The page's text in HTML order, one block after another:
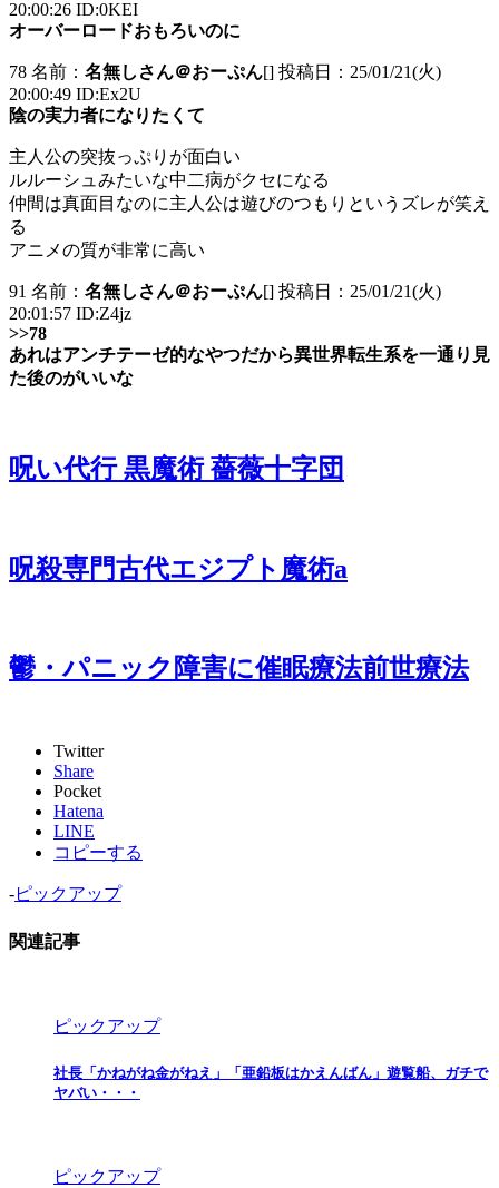
20:00:26 ID:0KEI
オーバーロードおもろいのに
78 名前： 名無しさん＠おーぷん[] 投稿日：25/01/21(火)
20:00:49 ID:Ex2U
陰の実力者になりたくて
主人公の突抜っぷりが面白い
ルルーシュみたいな中二病がクセになる
仲間は真面目なのに主人公は遊びのつもりというズレが笑え
る
アニメの質が非常に高い
91 名前： 名無しさん＠おーぷん[] 投稿日：25/01/21(火)
20:01:57 ID:Z4jz
>>78
あれはアンチテーゼ的なやつだから異世界転生系を一通り見
た後のがいいな
呪い代行 黒魔術 薔薇十字団
呪殺専門古代エジプト魔術a
鬱・パニック障害に催眠療法前世療法
Twitter
Share
Pocket
Hatena
LINE
コピーする
-ピックアップ
関連記事
ピックアップ
社長「かねがね金がねえ」「亜鉛板はかえんばん」遊覧船、ガチで
ヤバい・・・
ピックアップ